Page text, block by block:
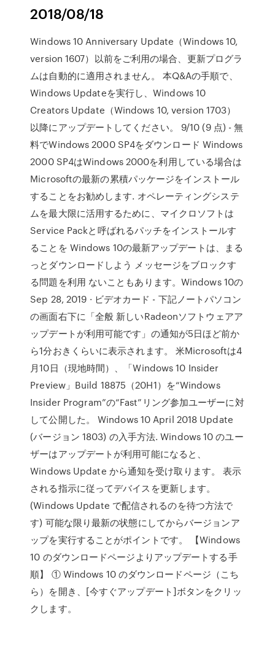
2018/08/18
Windows 10 Anniversary Update（Windows 10,
version 1607）以前をご利用の場合、更新プログラ
ムは自動的に適用されません。 本Q&Aの手順で、
Windows Updateを実行し、Windows 10
Creators Update（Windows 10, version 1703）
以降にアップデートしてください。 9/10 (9 点) - 無
料でWindows 2000 SP4をダウンロード Windows
2000 SP4はWindows 2000を利用している場合は
Microsoftの最新の累積パッケージをインストール
することをお勧めします. オペレーティングシステ
ムを最大限に活用するために、マイクロソフトは
Service Packと呼ばれるパッチをインストールす
ることを Windows 10の最新アップデートは、まる
っとダウンロードしよう メッセージをブロックす
る問題を利用 ないこともあります。Windows 10の
Sep 28, 2019 · ビデオカード - 下記ノートパソコン
の画面右下に「全般 新しいRadeonソフトウェアア
ップデートが利用可能です」の通知が5日ほど前か
ら1分おきくらいに表示されます。 米Microsoftは4
月10日（現地時間）、「Windows 10 Insider
Preview」Build 18875（20H1）を“Windows
Insider Program”の“Fast”リング参加ユーザーに対
して公開した。 Windows 10 April 2018 Update
(バージョン 1803) の入手方法. Windows 10 のユー
ザーはアップデートが利用可能になると、
Windows Update から通知を受け取ります。 表示
される指示に従ってデバイスを更新します。
(Windows Update で配信されるのを待つ方法で
す) 可能な限り最新の状態にしてからバージョンア
ップを実行することがポイントです。 【Windows
10 のダウンロードページよりアップデートする手
順】 ① Windows 10 のダウンロードページ（こち
ら）を開き、[今すぐアップデート]ボタンをクリッ
クします。